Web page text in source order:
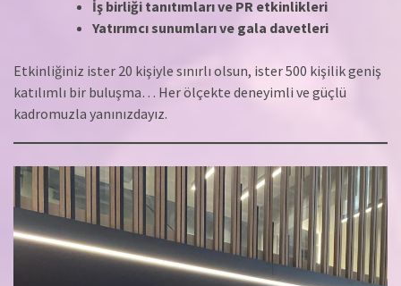
İş birliği tanıtımları ve PR etkinlikleri
Yatırımcı sunumları ve gala davetleri
Etkinliğiniz ister 20 kişiyle sınırlı olsun, ister 500 kişilik geniş
katılımlı bir buluşma… Her ölçekte deneyimli ve güçlü
kadromuzla yanınızdayız.